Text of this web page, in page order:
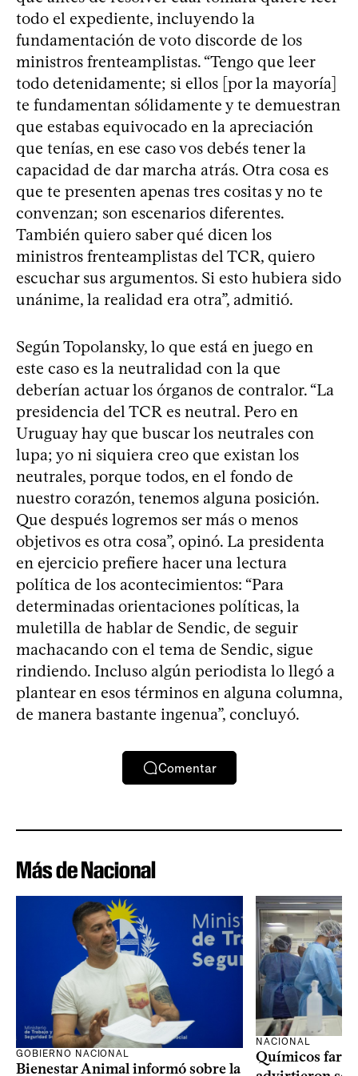
todo el expediente, incluyendo la
fundamentación de voto discorde de los
ministros frenteamplistas. “Tengo que leer
todo detenidamente; si ellos [por la mayoría]
te fundamentan sólidamente y te demuestran
que estabas equivocado en la apreciación
que tenías, en ese caso vos debés tener la
capacidad de dar marcha atrás. Otra cosa es
que te presenten apenas tres cositas y no te
convenzan; son escenarios diferentes.
También quiero saber qué dicen los
ministros frenteamplistas del TCR, quiero
escuchar sus argumentos. Si esto hubiera sido
unánime, la realidad era otra”, admitió.
Según Topolansky, lo que está en juego en
este caso es la neutralidad con la que
deberían actuar los órganos de contralor. “La
presidencia del TCR es neutral. Pero en
Uruguay hay que buscar los neutrales con
lupa; yo ni siquiera creo que existan los
neutrales, porque todos, en el fondo de
nuestro corazón, tenemos alguna posición.
Que después logremos ser más o menos
objetivos es otra cosa”, opinó. La presidenta
en ejercicio prefiere hacer una lectura
política de los acontecimientos: “Para
determinadas orientaciones políticas, la
muletilla de hablar de Sendic, de seguir
machacando con el tema de Sendic, sigue
rindiendo. Incluso algún periodista lo llegó a
plantear en esos términos en alguna columna,
de manera bastante ingenua”, concluyó.
Comentar
Más de Nacional
GOBIERNO NACIONAL
Bienestar Animal informó sobre la
NACIONAL
Químicos